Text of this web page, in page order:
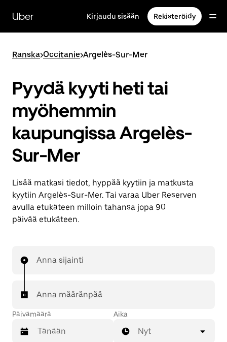
siirry
pääsisältöön
Uber Kirjaudu sisään Rekisteröidy
Ranska>Occitanie>Argelès-Sur-Mer
Pyydä kyyti heti tai
myöhemmin
kaupungissa Argelès-
Sur-Mer
Lisää matkasi tiedot, hyppää kyytiin ja matkusta
kyytiin Argelès-Sur-Mer. Tai varaa Uber Reserven
avulla etukäteen milloin tahansa jopa 90
päivää etukäteen.
Anna sijainti
Anna määränpää
Päivämäärä Aika
Nyt